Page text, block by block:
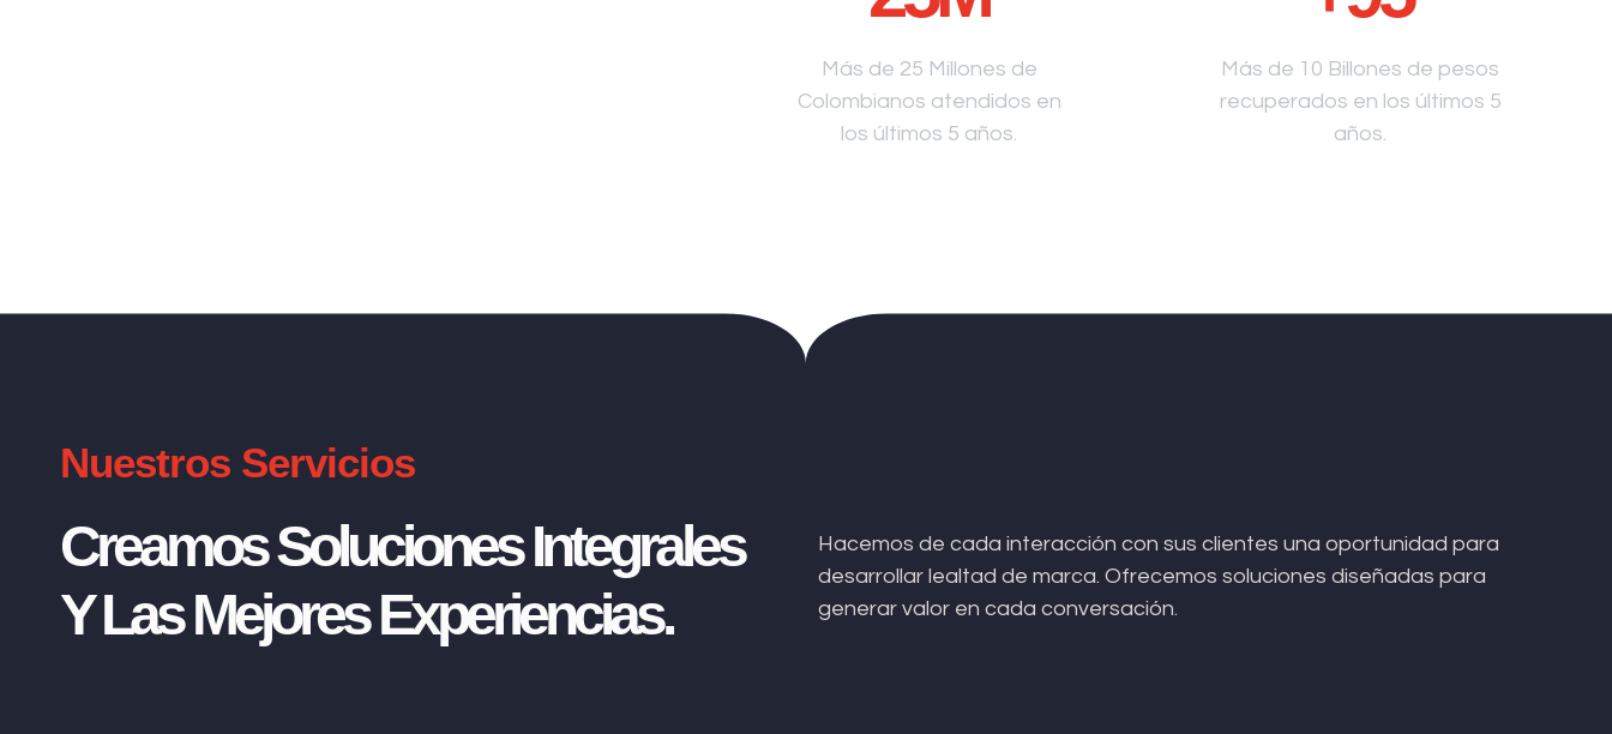
Más de 25 Millones de
Colombianos atendidos en
los últimos 5 años.
Más de 10 Billones de pesos
recuperados en los últimos 5
años.
Nuestros Servicios
Creamos Soluciones Integrales
Y Las Mejores Experiencias.
Hacemos de cada interacción con sus clientes una oportunidad para
desarrollar lealtad de marca. Ofrecemos soluciones diseñadas para
generar valor en cada conversación.